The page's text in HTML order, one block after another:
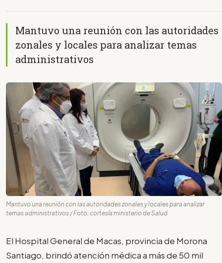
Mantuvo una reunión con las autoridades
zonales y locales para analizar temas
administrativos
Mantuvo una reunión con las autoridades zonales y locales para analizar
temas administrativos / Foto: cortesía ministerio de Salud
El Hospital General de Macas, provincia de Morona
Santiago, brindó atención médica a más de 50 mil